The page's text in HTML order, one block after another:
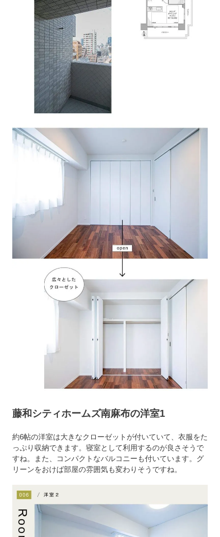
藤和シティホームズ南麻布の洋室1
約6帖の洋室は大きなクローゼットが付いていて、衣服をた
っぷり収納できます。寝室として利用するのが良さそうで
すね。また、コンパクトなバルコニーも付いています。グ
リーンをおけば部屋の雰囲気も変わりそうですね。